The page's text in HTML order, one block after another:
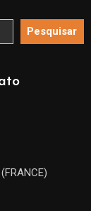
Pesquisar